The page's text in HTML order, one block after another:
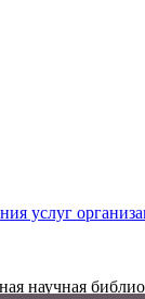
услуг
научная